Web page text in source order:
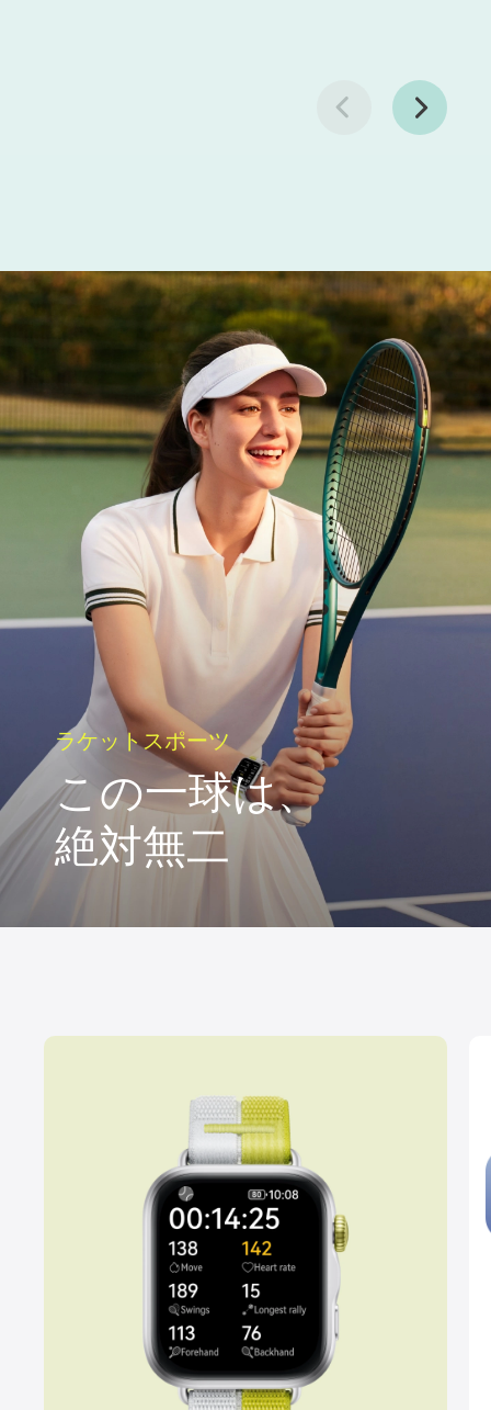
ラケットスポーツ
この一球は、
絶対無二